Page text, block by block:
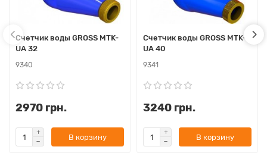
Счетчик воды GROSS MTK-
UA 32
9340
2970 грн.
В корзину
Счетчик воды GROSS MTK-
UA 40
9341
3240 грн.
В корзину